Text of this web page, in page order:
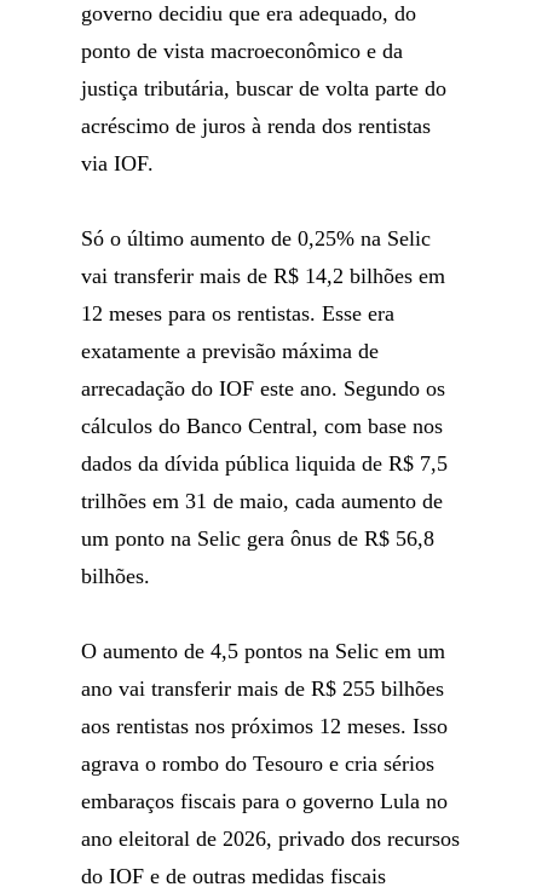
governo decidiu que era adequado, do
ponto de vista macroeconômico e da
justiça tributária, buscar de volta parte do
acréscimo de juros à renda dos rentistas
via IOF.
Só o último aumento de 0,25% na Selic
vai transferir mais de R$ 14,2 bilhões em
12 meses para os rentistas. Esse era
exatamente a previsão máxima de
arrecadação do IOF este ano. Segundo os
cálculos do Banco Central, com base nos
dados da dívida pública liquida de R$ 7,5
trilhões em 31 de maio, cada aumento de
um ponto na Selic gera ônus de R$ 56,8
bilhões.
O aumento de 4,5 pontos na Selic em um
ano vai transferir mais de R$ 255 bilhões
aos rentistas nos próximos 12 meses. Isso
agrava o rombo do Tesouro e cria sérios
embaraços fiscais para o governo Lula no
ano eleitoral de 2026, privado dos recursos
do IOF e de outras medidas fiscais